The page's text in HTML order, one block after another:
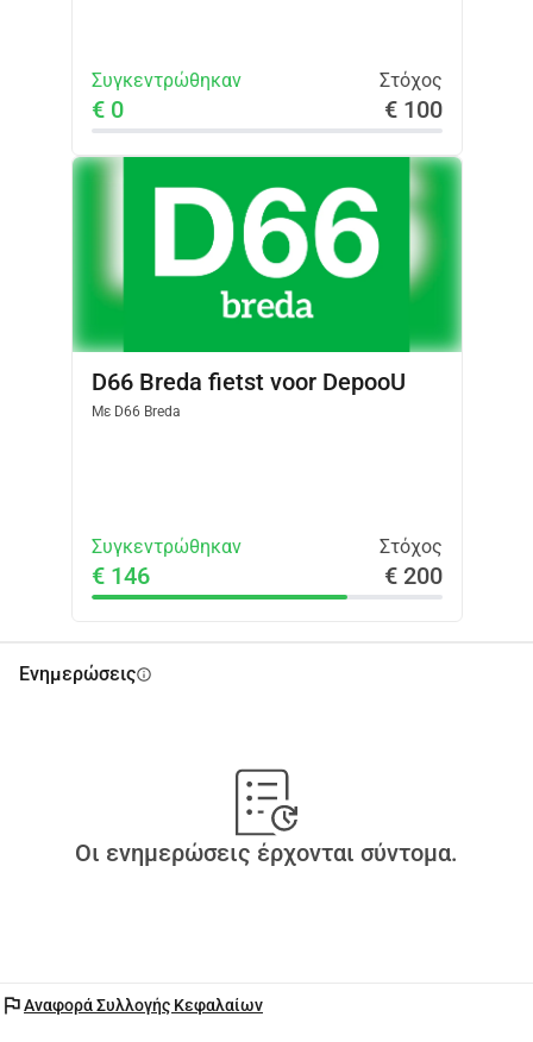
Συγκεντρώθηκαν Στόχος
€ 0 € 100
D66 Breda fietst voor DepooU
ΜεD66 Breda
Συγκεντρώθηκαν Στόχος
€ 146 € 200
Ενημερώσειςinfo
Οι ενημερώσεις έρχονται σύντομα.
flagΑναφορά Συλλογής Κεφαλαίων